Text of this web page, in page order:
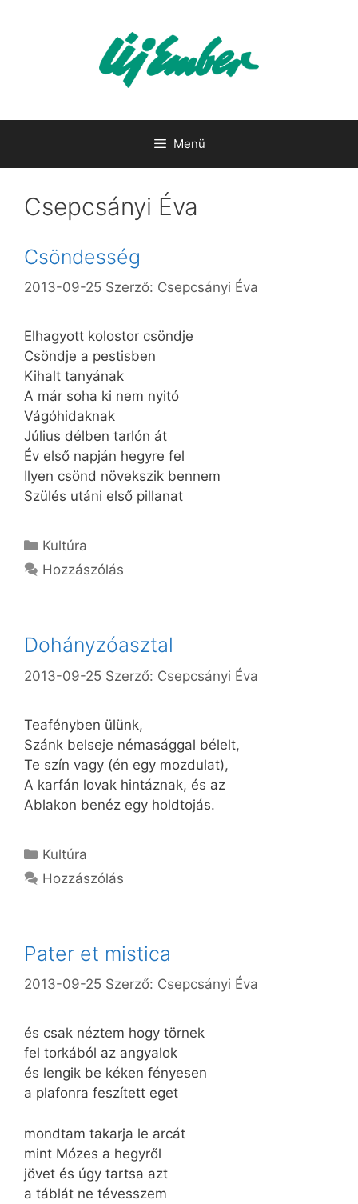
Menü
Csepcsányi Éva
Csöndesség
2013-09-25 Szerző: Csepcsányi Éva
Elhagyott kolostor csöndje
Csöndje a pestisben
Kihalt tanyának
A már soha ki nem nyitó
Vágóhidaknak
Július délben tarlón át
Év első napján hegyre fel
Ilyen csönd növekszik bennem
Szülés utáni első pillanat
Kategória
Kultúra
Hozzászólás
Dohányzóasztal
2013-09-25 Szerző: Csepcsányi Éva
Teafényben ülünk,
Szánk belseje némasággal bélelt,
Te szín vagy (én egy mozdulat),
A karfán lovak hintáznak, és az
Ablakon benéz egy holdtojás.
Kategória
Kultúra
Hozzászólás
Pater et mistica
2013-09-25 Szerző: Csepcsányi Éva
és csak néztem hogy törnek
fel torkából az angyalok
és lengik be kéken fényesen
a plafonra feszített eget
mondtam takarja le arcát
mint Mózes a hegyről
jövet és úgy tartsa azt
a táblát ne tévesszem